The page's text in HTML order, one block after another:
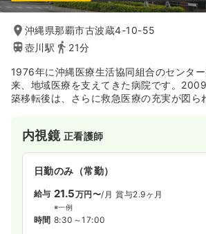
沖縄県那覇市古波蔵4-10-55
壺川駅
21分
1976年に沖縄医療生活協同組合のセンタ
来、地域医療を支えてきた病院です。
築移転後は、さらに救急医療の充実が図ら
内視鏡 正看護師
日勤のみ（常勤）
給与 21.5万円〜/月 賞与2.9ヶ月
※一例
時間 8:30～17:00